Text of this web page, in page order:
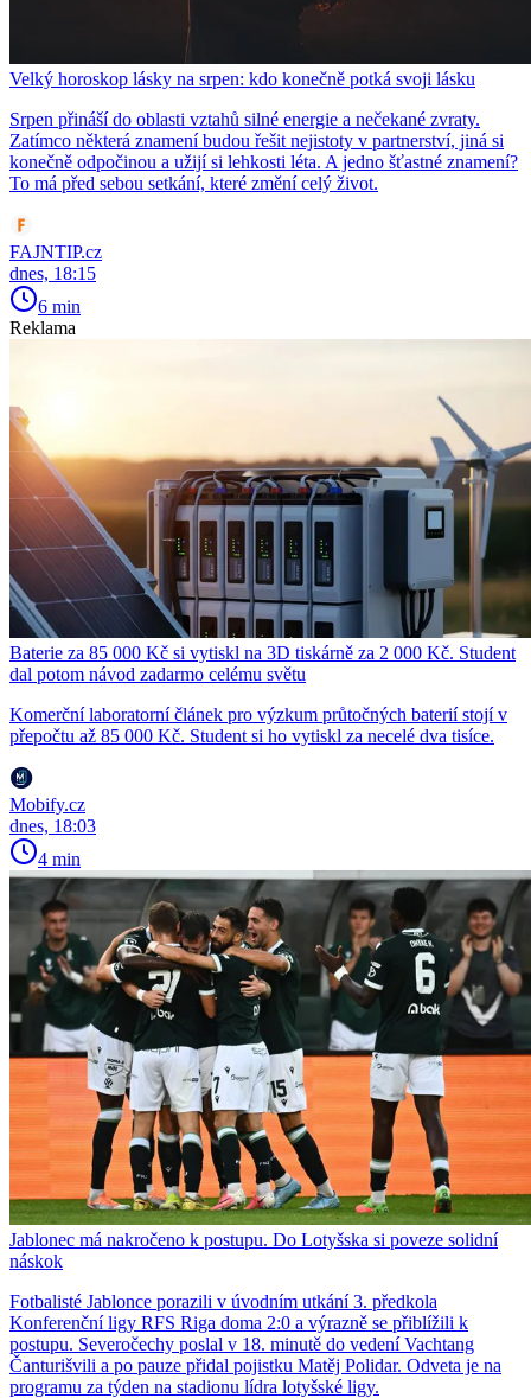
Velký horoskop lásky na srpen: kdo konečně potká svoji lásku
Srpen přináší do oblasti vztahů silné energie a nečekané zvraty.
Zatímco některá znamení budou řešit nejistoty v partnerství, jiná si
konečně odpočinou a užijí si lehkosti léta. A jedno šťastné znamení?
To má před sebou setkání, které změní celý život.
FAJNTIP.cz
dnes, 18:15
6 min
Reklama
Baterie za 85 000 Kč si vytiskl na 3D tiskárně za 2 000 Kč. Student
dal potom návod zadarmo celému světu
Komerční laboratorní článek pro výzkum průtočných baterií stojí v
přepočtu až 85 000 Kč. Student si ho vytiskl za necelé dva tisíce.
Mobify.cz
dnes, 18:03
4 min
Jablonec má nakročeno k postupu. Do Lotyšska si poveze solidní
náskok
Fotbalisté Jablonce porazili v úvodním utkání 3. předkola
Konferenční ligy RFS Riga doma 2:0 a výrazně se přiblížili k
postupu. Severočechy poslal v 18. minutě do vedení Vachtang
Čanturišvili a po pauze přidal pojistku Matěj Polidar. Odveta je na
programu za týden na stadionu lídra lotyšské ligy.